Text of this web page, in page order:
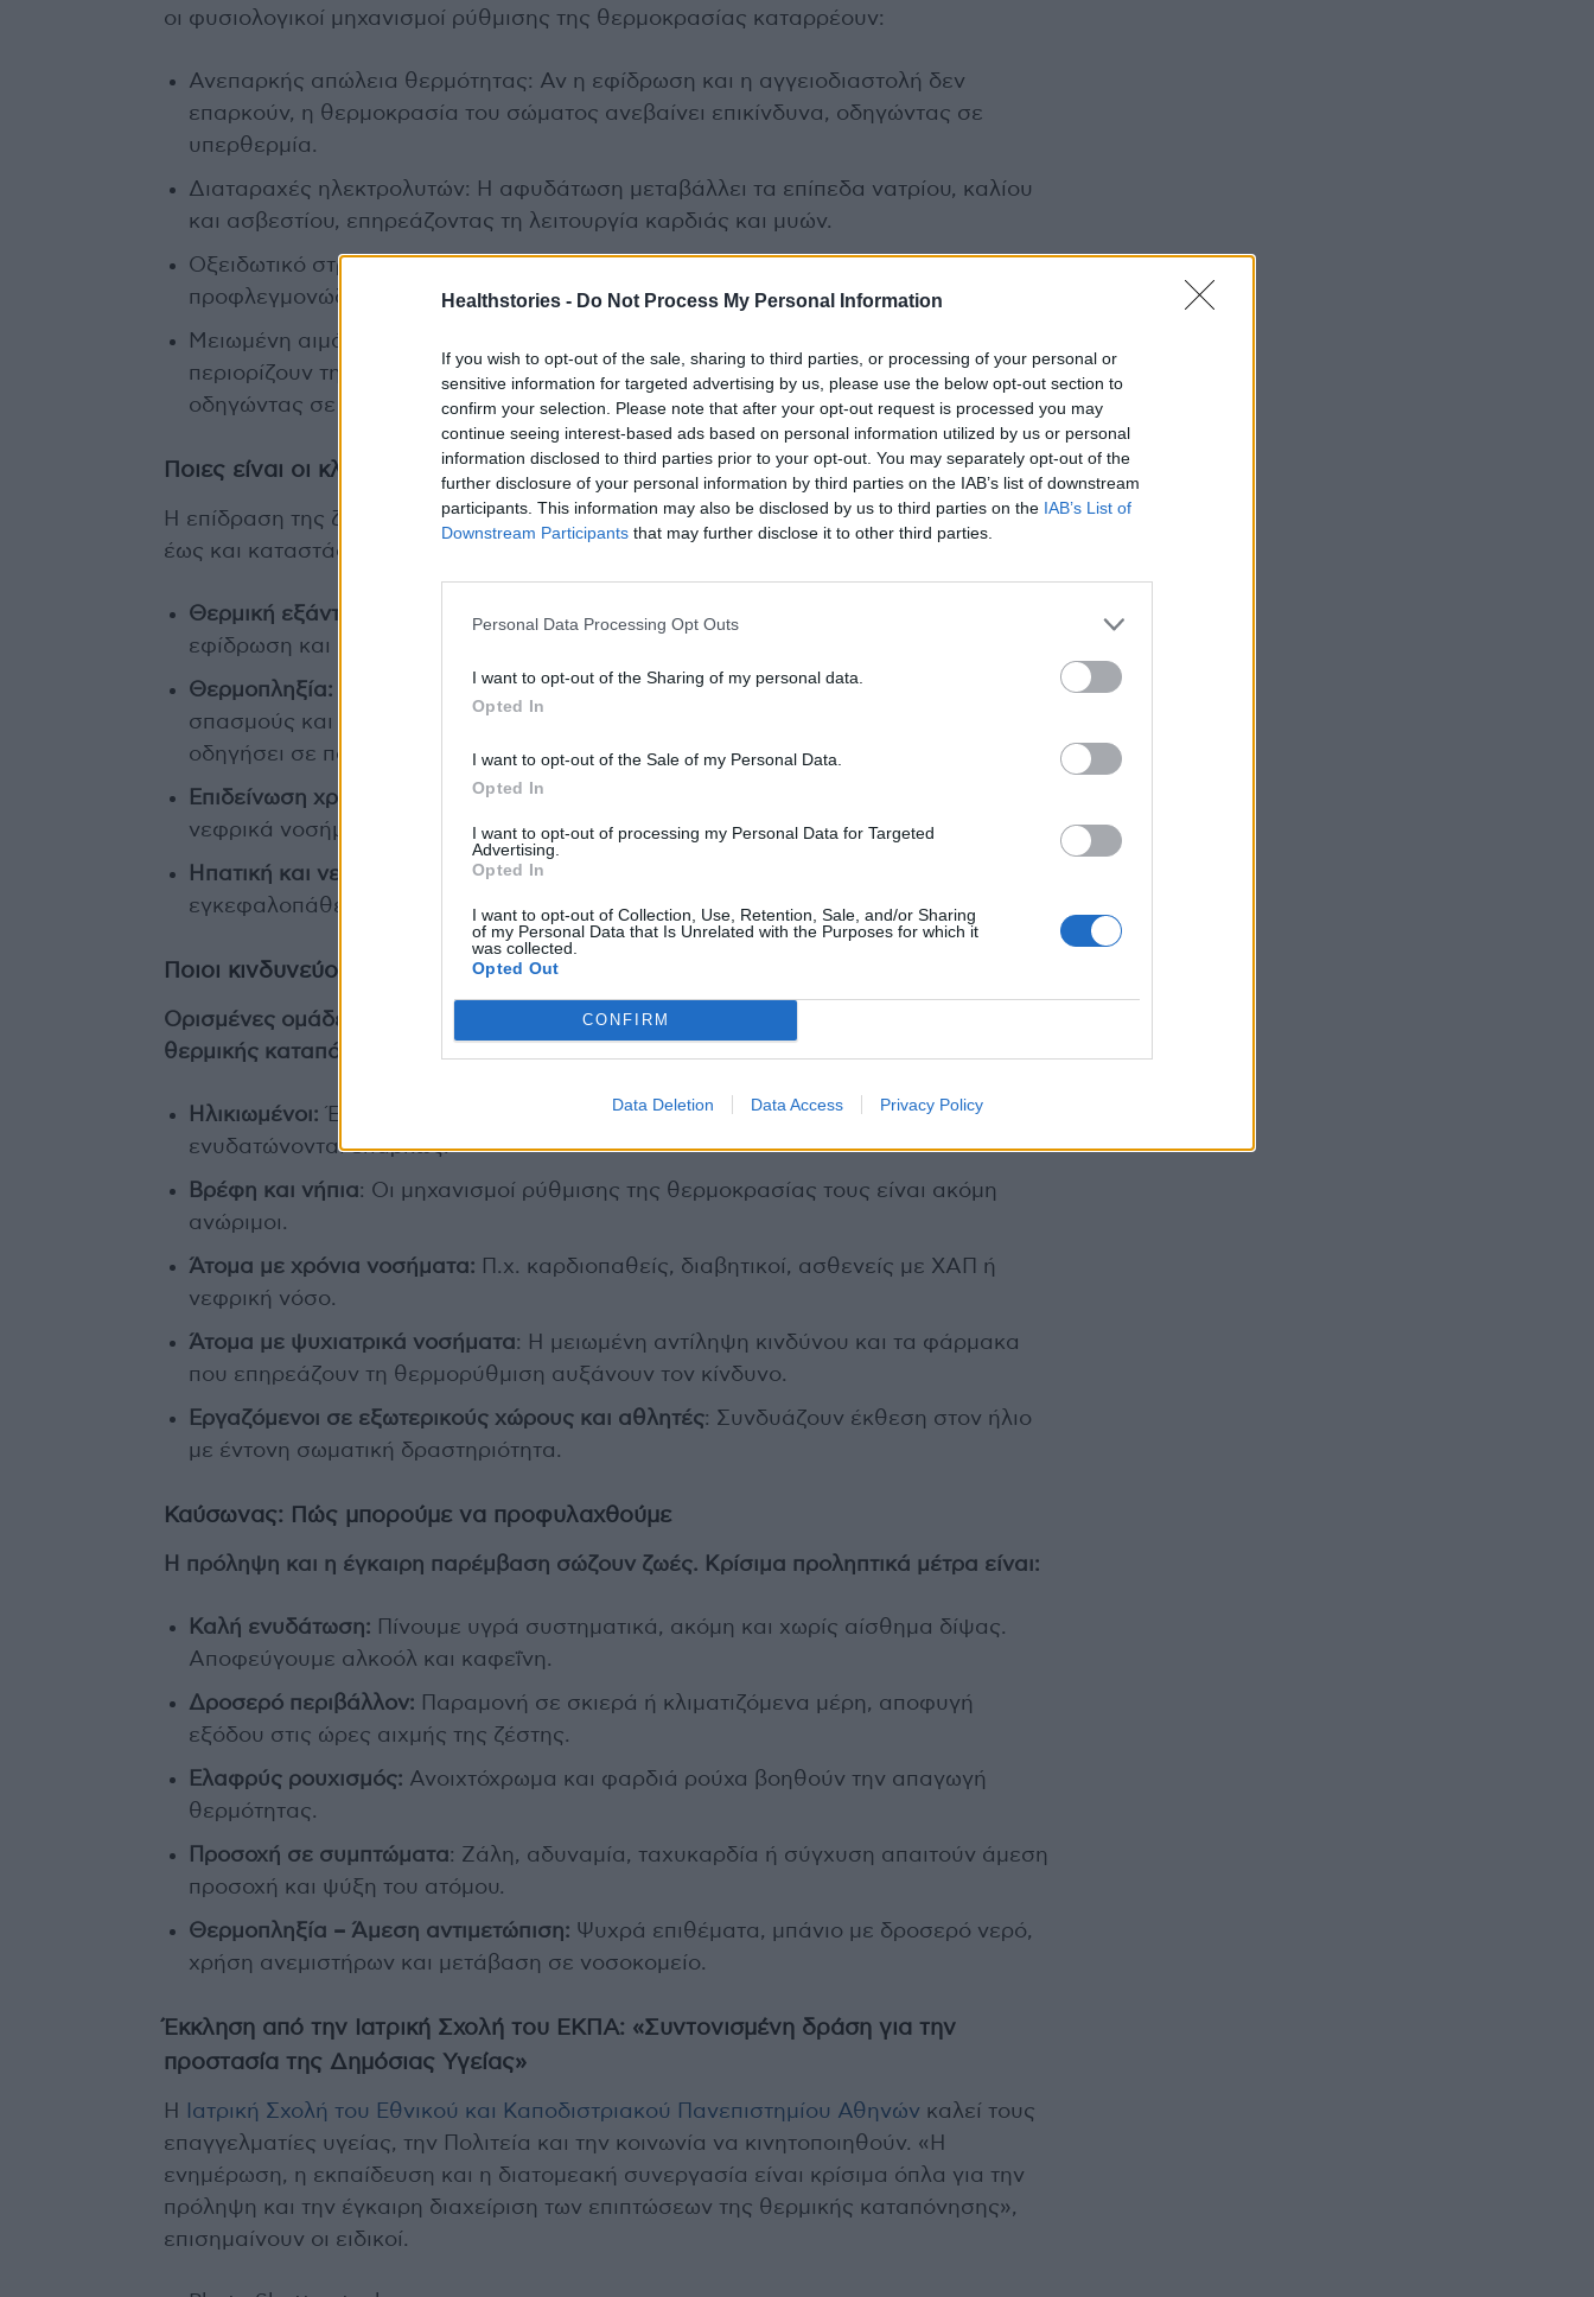
Healthstories - Do Not Process My Personal Information
If you wish to opt-out of the sale, sharing to third parties, or processing of your personal or
sensitive information for targeted advertising by us, please use the below opt-out section to
confirm your selection. Please note that after your opt-out request is processed you may
continue seeing interest-based ads based on personal information utilized by us or personal
information disclosed to third parties prior to your opt-out. You may separately opt-out of the
further disclosure of your personal information by third parties on the IAB’s list of downstream
participants. This information may also be disclosed by us to third parties on the IAB’s List of
Downstream Participants that may further disclose it to other third parties.
Personal Data Processing Opt Outs
I want to opt-out of the Sharing of my personal data.
Opted In
I want to opt-out of the Sale of my Personal Data.
Opted In
I want to opt-out of processing my Personal Data for Targeted
Advertising.
Opted In
I want to opt-out of Collection, Use, Retention, Sale, and/or Sharing
of my Personal Data that Is Unrelated with the Purposes for which it
was collected.
Opted Out
CONFIRM
Data Deletion Data Access Privacy Policy
οι φυσιολογικοί μηχανισμοί ρύθμισης της θερμοκρασίας καταρρέουν:
Ανεπαρκής απώλεια θερμότητας: Αν η εφίδρωση και η αγγειοδιαστολή δεν
επαρκούν, η θερμοκρασία του σώματος ανεβαίνει επικίνδυνα, οδηγώντας σε
υπερθερμία.
Διαταραχές ηλεκτρολυτών: Η αφυδάτωση μεταβάλλει τα επίπεδα νατρίου, καλίου
και ασβεστίου, επηρεάζοντας τη λειτουργία καρδιάς και μυών.
Οξειδωτικό στρες και φλεγμονή: Η υπερθερμία ενεργοποιεί κυτταρικές βλάβες και
προφλεγμονώδεις κυτοκίνες, προκαλώντας συστηματική φλεγμονώδη αντίδραση.
Μειωμένη αιμάτωση οργάνων: Η υπόταση και η διαταραχή της μικροκυκλοφορίας
περιορίζουν την οξυγόνωση ζωτικών οργάνων όπως ο εγκέφαλος και η καρδιά,
οδηγώντας σε ισχαιμικές βλάβες.
Ποιες είναι οι κλινικές εκδηλώσεις της θερμικής καταπόνησης
Η επίδραση της ζέστης στον οργανισμό μπορεί να κυμαίνεται από ήπια συμπτώματα
έως και καταστάσεις απειλητικές για τη ζωή:
Θερμική εξάντληση:
Έντονη κόπωση, ταχυκαρδία, μυϊκές κράμπες, αυξημένη
εφίδρωση και πιθανή λιποθυμία.
Θερμοπληξία: Επείγουσα κατάσταση με υψηλό πυρετό (>40°C), σύγχυση,
σπασμούς και απουσία εφίδρωσης. Χωρίς άμεση αντιμετώπιση, μπορεί να
οδηγήσει σε πολυοργανική ανεπάρκεια.
Επιδείνωση χρόνιων παθήσεων:Η ζέστη επιδεινώνει καρδιακά, αναπνευστικά και
νεφρικά νοσήματα, αυξάνοντας τον κίνδυνο επειγόντων περιστατικών.
Ηπατική και νευρολογική βλάβη: Σε βαριές περιπτώσεις, εμφανίζονται
εγκεφαλοπάθεια, κώμα ή ιστική νέκρωση του ήπατος.
Ποιοι κινδυνεύουν περισσότερο από τον καύσωνα
Ορισμένες ομάδες πληθυσμού είναι ιδιαίτερα ευάλωτες στις επιπτώσεις της
θερμικής καταπόνησης:
Ηλικιωμένοι: Έχουν μειωμένη ικανότητα θερμορύθμισης και ενδέχεται να μην
ενυδατώνονται επαρκώς.
Βρέφη και νήπια: Οι μηχανισμοί ρύθμισης της θερμοκρασίας τους είναι ακόμη
ανώριμοι.
Άτομα με χρόνια νοσήματα: Π.χ. καρδιοπαθείς, διαβητικοί, ασθενείς με ΧΑΠ ή
νεφρική νόσο.
Άτομα με ψυχιατρικά νοσήματα: Η μειωμένη αντίληψη κινδύνου και τα φάρμακα
που επηρεάζουν τη θερμορύθμιση αυξάνουν τον κίνδυνο.
Εργαζόμενοι σε εξωτερικούς χώρους και αθλητές: Συνδυάζουν έκθεση στον ήλιο
με έντονη σωματική δραστηριότητα.
Καύσωνας: Πώς μπορούμε να προφυλαχθούμε
Η πρόληψη και η έγκαιρη παρέμβαση σώζουν ζωές. Κρίσιμα προληπτικά μέτρα είναι:
Καλή ενυδάτωση: Πίνουμε υγρά συστηματικά, ακόμη και χωρίς αίσθημα δίψας.
Αποφεύγουμε αλκοόλ και καφεΐνη.
Δροσερό περιβάλλον: Παραμονή σε σκιερά ή κλιματιζόμενα μέρη, αποφυγή
εξόδου στις ώρες αιχμής της ζέστης.
Ελαφρύς ρουχισμός: Ανοιχτόχρωμα και φαρδιά ρούχα βοηθούν την απαγωγή
θερμότητας.
Προσοχή σε συμπτώματα: Ζάλη, αδυναμία, ταχυκαρδία ή σύγχυση απαιτούν άμεση
προσοχή και ψύξη του ατόμου.
Θερμοπληξία – Άμεση αντιμετώπιση: Ψυχρά επιθέματα, μπάνιο με δροσερό νερό,
χρήση ανεμιστήρων και μετάβαση σε νοσοκομείο.
Έκκληση από την Ιατρική Σχολή του ΕΚΠΑ: «Συντονισμένη δράση για την
προστασία της Δημόσιας Υγείας»
Η Ιατρική Σχολή του Εθνικού και Καποδιστριακού Πανεπιστημίου Αθηνών καλεί τους
επαγγελματίες υγείας, την Πολιτεία και την κοινωνία να κινητοποιηθούν. «Η
ενημέρωση, η εκπαίδευση και η διατομεακή συνεργασία είναι κρίσιμα όπλα για την
πρόληψη και την έγκαιρη διαχείριση των επιπτώσεων της θερμικής καταπόνησης»,
επισημαίνουν οι ειδικοί.